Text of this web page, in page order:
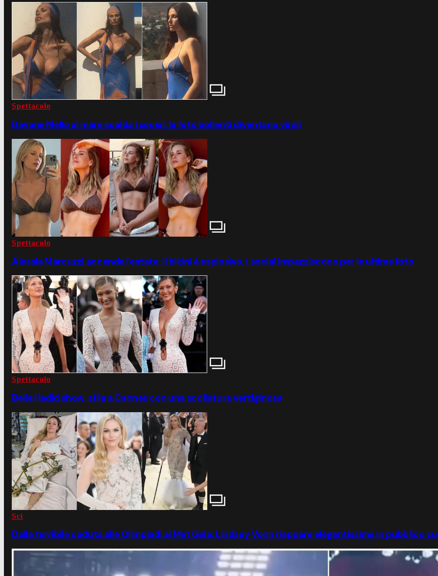
Spettacolo
Dayane Mello al mare scalda i social: le foto bollenti diventano virali
Spettacolo
Alessia Marcuzzi accende l'estate: il bikini è esplosivo, i social impazziscono per le ultime foto
Spettacolo
Bella Hadid show, sfila a Cannes con una scollatura vertiginosa
Sci
Dalla terribile caduta alle Olimpiadi al Met Gala: Lindsey Vonn riappare elegantissima in pubblico